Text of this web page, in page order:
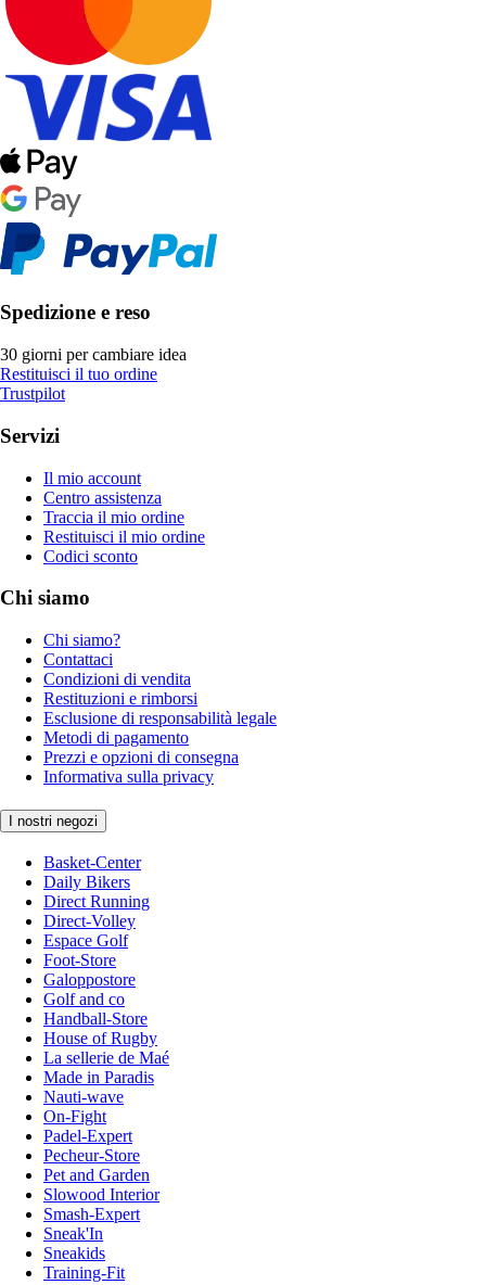
Spedizione e reso
30 giorni per cambiare idea
Restituisci il tuo ordine
Trustpilot
Servizi
Il mio account
Centro assistenza
Traccia il mio ordine
Restituisci il mio ordine
Codici sconto
Chi siamo
Chi siamo?
Contattaci
Condizioni di vendita
Restituzioni e rimborsi
Esclusione di responsabilità legale
Metodi di pagamento
Prezzi e opzioni di consegna
Informativa sulla privacy
I nostri negozi
Basket-Center
Daily Bikers
Direct Running
Direct-Volley
Espace Golf
Foot-Store
Galoppostore
Golf and co
Handball-Store
House of Rugby
La sellerie de Maé
Made in Paradis
Nauti-wave
On-Fight
Padel-Expert
Pecheur-Store
Pet and Garden
Slowood Interior
Smash-Expert
Sneak'In
Sneakids
Training-Fit